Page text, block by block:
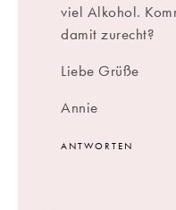
viel Alkohol.
damit zurecht?
Liebe Grüße
Annie
ANTWORTEN